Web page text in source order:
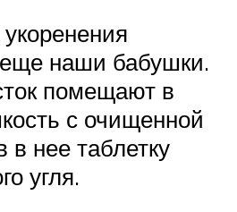
наши бабушки.
помещают в
с очищенной
в нее таблетку
угля.